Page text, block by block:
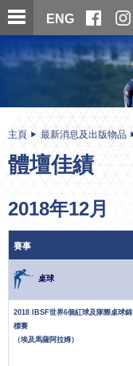
跳
至
內
ENG
内
主頁 最新消息及出版物品
體壇佳績
2018年12月
賽事
桌球
2018 IBSF世界6個紅球及隊際桌球錦
標賽
（埃及馬薩阿拉姆）